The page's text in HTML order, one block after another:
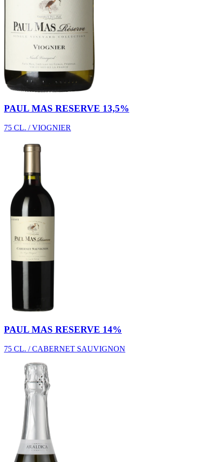
PAUL MAS RESERVE 13,5%
75 CL. / VIOGNIER
PAUL MAS RESERVE 14%
75 CL. / CABERNET SAUVIGNON